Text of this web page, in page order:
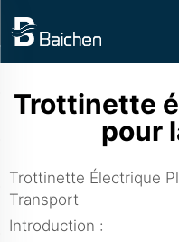
Trottinette
pour
Trottinette Électrique
Transport
Introduction :